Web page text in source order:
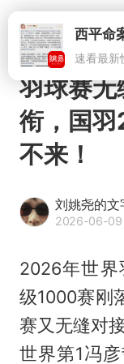
速看最新
羽球赛无
衔，国
不来！
刘姚尧的文
2026-06-09
2026年世界
级1000赛刚
赛又无缝对
世界第1冯